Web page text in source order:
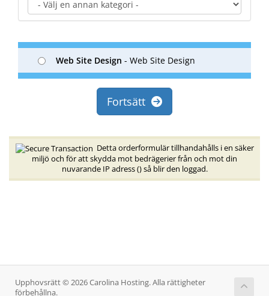
Web Site Design - Web Site Design
Fortsätt
Detta orderformulär tillhandahålls i en säker
miljö och för att skydda mot bedrägerier från och mot din
nuvarande IP adress () så blir den loggad.
Upphovsrätt © 2026 Carolina Hosting. Alla rättigheter
förbehållna.